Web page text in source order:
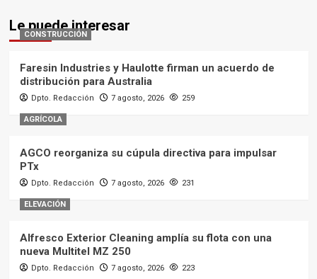
Le puede interesar
CONSTRUCCIÓN
Faresin Industries y Haulotte firman un acuerdo de
distribución para Australia
Dpto. Redacción 7 agosto, 2026 259
AGRÍCOLA
AGCO reorganiza su cúpula directiva para impulsar
PTx
Dpto. Redacción 7 agosto, 2026 231
ELEVACIÓN
Alfresco Exterior Cleaning amplía su flota con una
nueva Multitel MZ 250
Dpto. Redacción 7 agosto, 2026 223